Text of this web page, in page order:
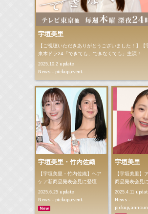
宇垣美里
【ご視聴いただきありがとうございました！】【
東木ドラ24「できても、できなくても」主演！
2025.10.2update
News - pickup,event
宇垣美里・竹内佐織
【宇垣美里・竹内佐織】ヘア
ケア新商品発表会見に登壇
2025.6.25update
News - pickup,event
宇垣美里
【宇垣美里】
商品発表会見
2025.4.11
News -